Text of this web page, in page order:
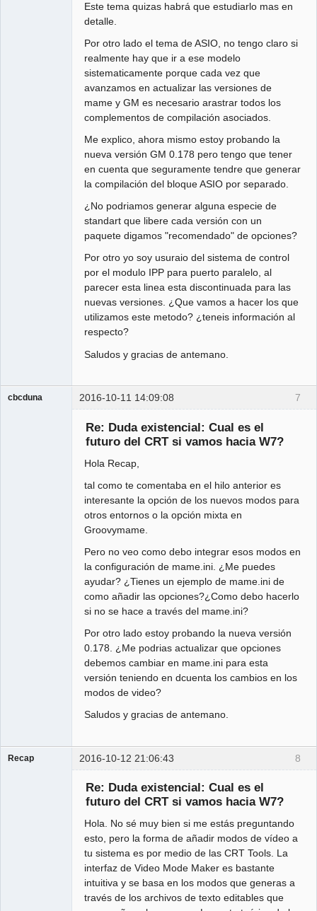
Este tema quizas habrá que estudiarlo mas en
detalle.
Por otro lado el tema de ASIO, no tengo claro si
realmente hay que ir a ese modelo
sistematicamente porque cada vez que
avanzamos en actualizar las versiones de
mame y GM es necesario arastrar todos los
complementos de compilación asociados.
Me explico, ahora mismo estoy probando la
nueva versión GM 0.178 pero tengo que tener
en cuenta que seguramente tendre que generar
la compilación del bloque ASIO por separado.
¿No podriamos generar alguna especie de
standart que libere cada versión con un
paquete digamos "recomendado" de opciones?
Por otro yo soy usuraio del sistema de control
por el modulo IPP para puerto paralelo, al
parecer esta linea esta discontinuada para las
nuevas versiones. ¿Que vamos a hacer los que
utilizamos este metodo? ¿teneis información al
respecto?
Saludos y gracias de antemano.
7
cbcduna 2016-10-11 14:09:08
Re: Duda existencial: Cual es el
futuro del CRT si vamos hacia W7?
Hola Recap,
tal como te comentaba en el hilo anterior es
interesante la opción de los nuevos modos para
otros entornos o la opción mixta en
Groovymame.
Pero no veo como debo integrar esos modos en
la configuración de mame.ini. ¿Me puedes
ayudar? ¿Tienes un ejemplo de mame.ini de
como añadir las opciones?¿Como debo hacerlo
si no se hace a través del mame.ini?
Por otro lado estoy probando la nueva versión
0.178. ¿Me podrias actualizar que opciones
debemos cambiar en mame.ini para esta
versión teniendo en dcuenta los cambios en los
modos de video?
Saludos y gracias de antemano.
8
Recap 2016-10-12 21:06:43
Re: Duda existencial: Cual es el
futuro del CRT si vamos hacia W7?
Hola. No sé muy bien si me estás preguntando
esto, pero la forma de añadir modos de vídeo a
tu sistema es por medio de las CRT Tools. La
interfaz de Video Mode Maker es bastante
intuitiva y se basa en los modos que generas a
través de los archivos de texto editables que